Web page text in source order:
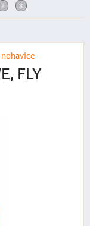
nohavice
FLY